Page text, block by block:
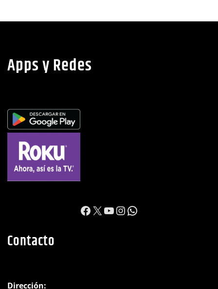
noticias Ago 6, 2026